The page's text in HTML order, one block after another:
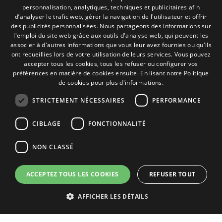
Politique de Cookies
Conditions générales de vente
Gérer les cookies
Contact
Camino de los Huertos, S/N. Apdo 100
50620 - Casetas (Zaragoza) SPAIN
ENGLISH
FRENCH
ITALIAN
PORTUGUESE
personnalisation, analytiques, techniques et publicitaires afin
d’analyser le trafic web, gérer la navigation de l'utilisateur et offrir
des publicités personnalisées. Nous partageons des informations sur
l'emploi du site web grâce aux outils d'analyse web, qui peuvent les
associer à d'autres informations que vous leur avez fournies ou qu'ils
ont recueillies lors de votre utilisation de leurs services. Vous pouvez
accepter tous les cookies, tous les refuser ou configurer vos
préférences en matière de cookies ensuite. En lisant notre Politique
de cookies pour plus d'informations.
STRICTEMENT NÉCESSAIRES PERFORMANCE
CIBLAGE FONCTIONNALITÉ
NON CLASSÉ
ACCEPTEZ TOUS LES COOKIES REFUSER TOUT
AFFICHER LES DÉTAILS